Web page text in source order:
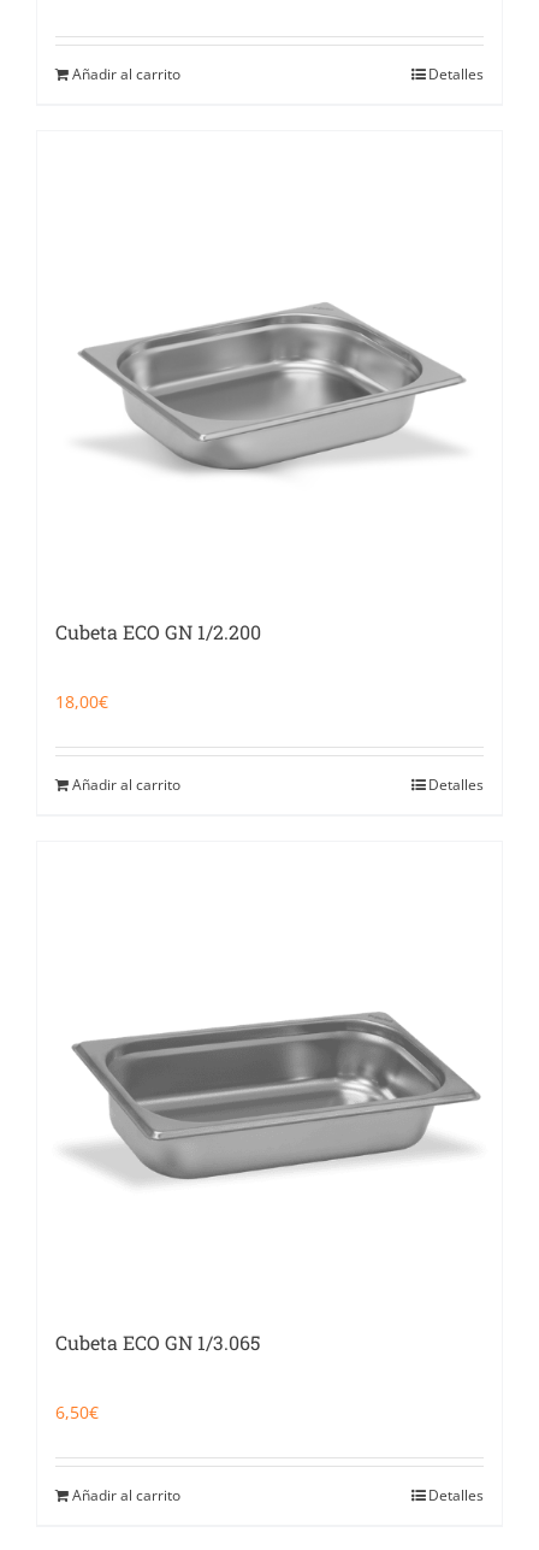
Añadir al carrito Detalles
Cubeta ECO GN 1/2.200
18,00€
Añadir al carrito Detalles
Cubeta ECO GN 1/3.065
6,50€
Añadir al carrito Detalles